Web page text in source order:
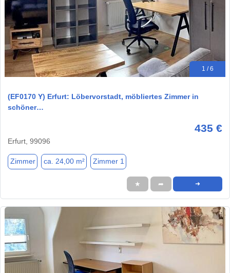
1 / 6
(EF0170 Y) Erfurt: Löbervorstadt, möbliertes Zimmer in
schöner…
435 €
Erfurt, 99096
Zimmer ca. 24,00 m² Zimmer 1
★ ➦ ➜